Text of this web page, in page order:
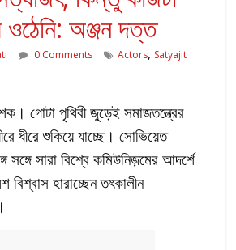
অঞ্জন দত্ত
0 Comments Actors, Satyajit
গোটা পৃথিবী জুড়েই সমাজতন্ত্রের
ধীরে শুকিয়ে যাচ্ছে। সোভিয়েত
সঙ্গে সারা বিশ্বে কমিউনিজ়মের আদর্শে
হারাচ্ছেন তৎকালীন